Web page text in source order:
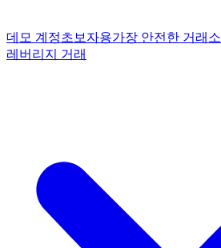
데모 계정초보자용가장 안전한 거래소
레버리지 거래